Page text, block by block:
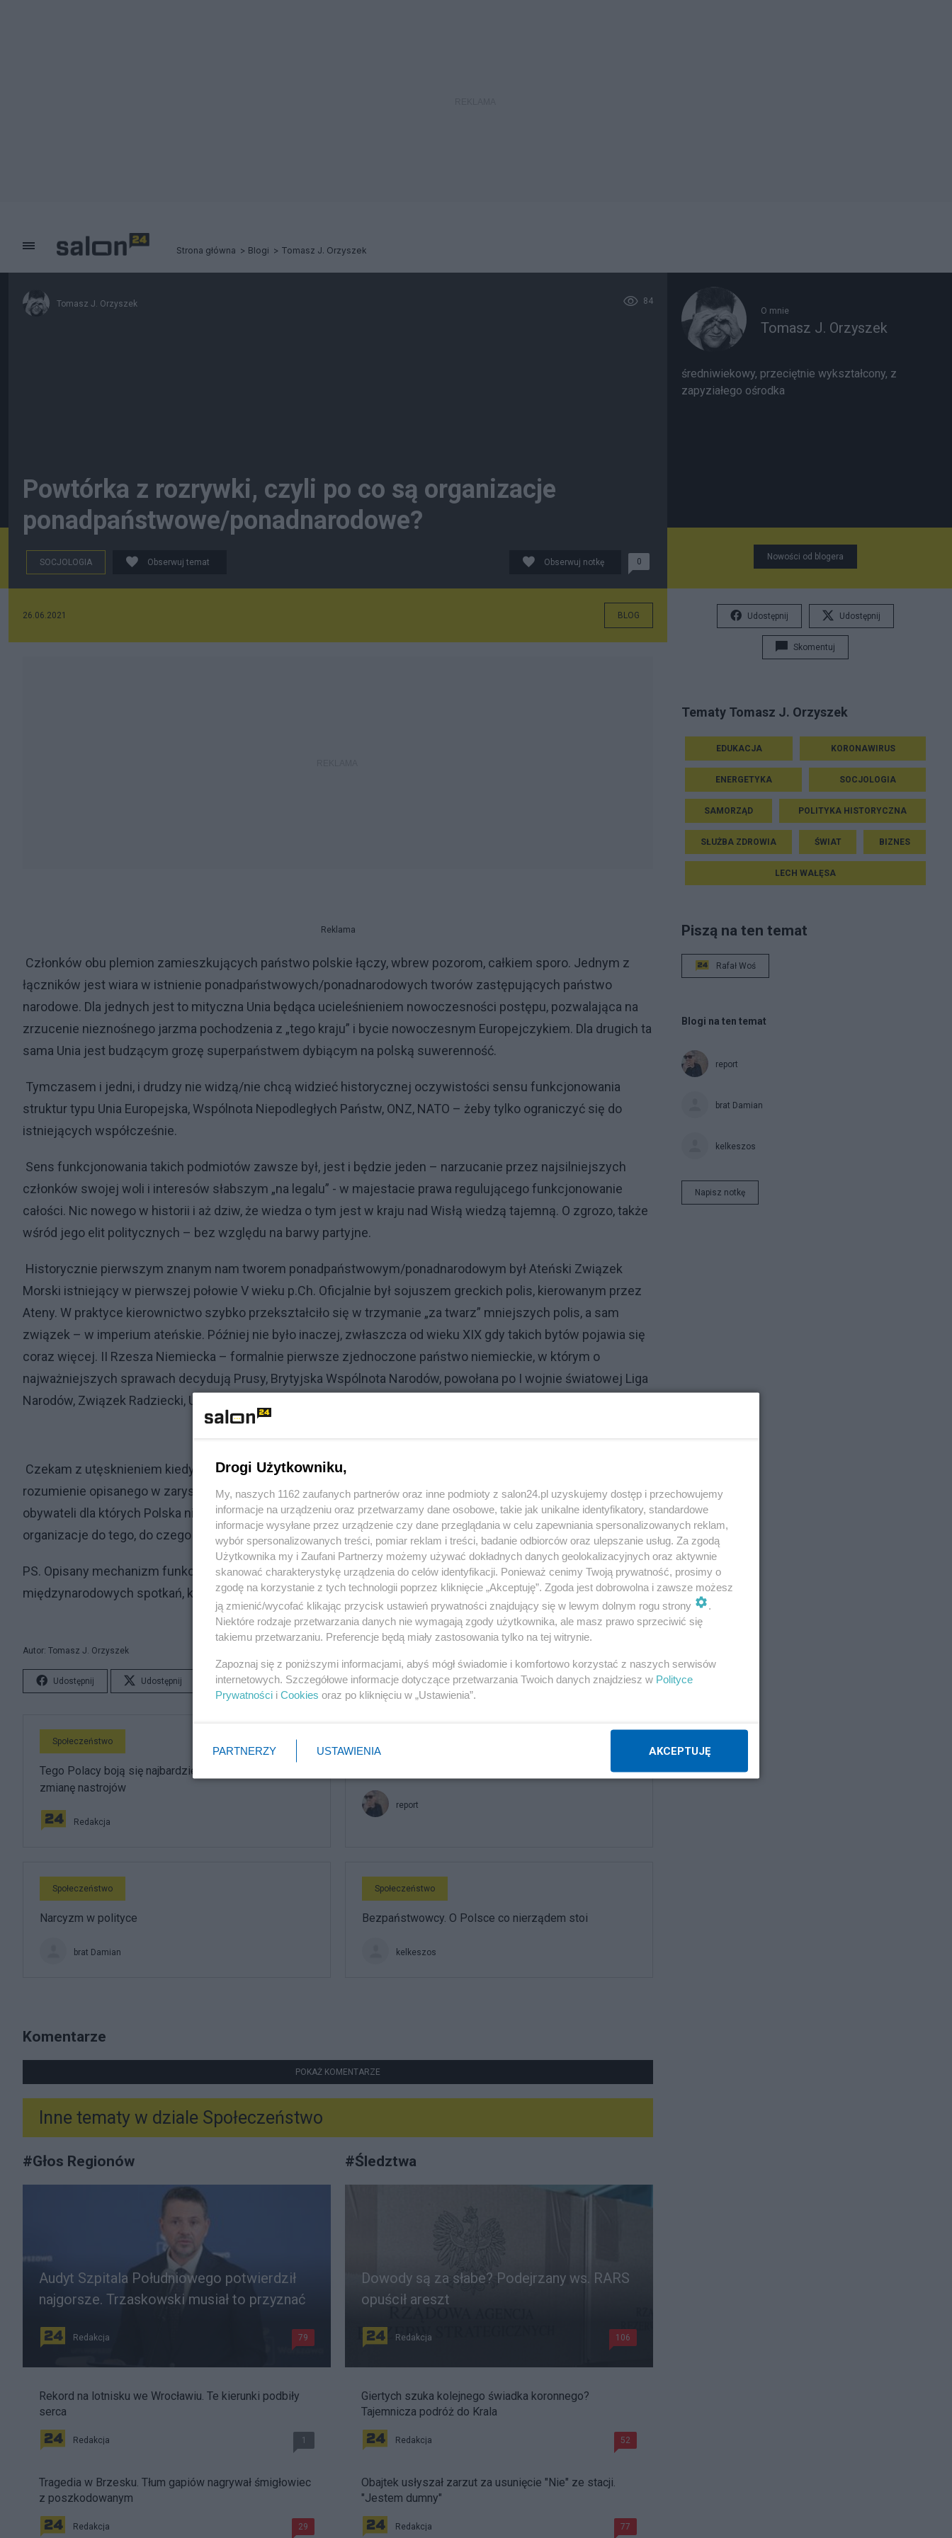
Strona główna Blogi Tomasz J. Orzyszek
Tomasz J. Orzyszek 84
Powtórka z rozrywki, czyli po co są organizacje
ponadpaństwowe/ponadnarodowe?
SOCJOLOGIA Obserwuj temat Obserwuj notkę 0
26.06.2021 BLOG
Reklama
Członków obu plemion zamieszkujących państwo polskie łączy, wbrew pozorom, całkiem sporo. Jednym z
łączników jest wiara w istnienie ponadpaństwowych/ponadnarodowych tworów zastępujących państwo
narodowe. Dla jednych jest to mityczna Unia będąca ucieleśnieniem nowoczesności postępu, pozwalająca na
zrzucenie nieznośnego jarzma pochodzenia z „tego kraju” i bycie nowoczesnym Europejczykiem. Dla drugich ta
sama Unia jest budzącym grozę superpaństwem dybiącym na polską suwerenność.
Tymczasem i jedni, i drudzy nie widzą/nie chcą widzieć historycznej oczywistości sensu funkcjonowania
struktur typu Unia Europejska, Wspólnota Niepodległych Państw, ONZ, NATO – żeby tylko ograniczyć się do
istniejących współcześnie.
Sens funkcjonowania takich podmiotów zawsze był, jest i będzie jeden – narzucanie przez najsilniejszych
członków swojej woli i interesów słabszym „na legalu” - w majestacie prawa regulującego funkcjonowanie
całości. Nic nowego w historii i aż dziw, że wiedza o tym jest w kraju nad Wisłą wiedzą tajemną. O zgrozo, także
wśród jego elit politycznych – bez względu na barwy partyjne.
Historycznie pierwszym znanym nam tworem ponadpaństwowym/ponadnarodowym był Ateński Związek
Morski istniejący w pierwszej połowie V wieku p.Ch. Oficjalnie był sojuszem greckich polis, kierowanym przez
Ateny. W praktyce kierownictwo szybko przekształciło się w trzymanie „za twarz” mniejszych polis, a sam
związek – w imperium ateńskie. Później nie było inaczej, zwłaszcza od wieku XIX gdy takich bytów pojawia się
coraz więcej. II Rzesza Niemiecka – formalnie pierwsze zjednoczone państwo niemieckie, w którym o
najważniejszych sprawach decydują Prusy, Brytyjska Wspólnota Narodów, powołana po I wojnie światowej Liga
Narodów, Związek Radziecki, Układ Warszawski… itd., itp. .
Czekam z utęsknieniem kiedy w Polsce pojawią się politycy, bez względu na opcje polityczne, dla których
rozumienie opisanego w zarysie mechanizmu będzie czymś oczywistym. I którzy, popierani przez świadomych
obywateli dla których Polska nie ma barw partyjnych, zaczną wykorzystywać Unię, ONZ i wszelkie inne
organizacje do tego, do czego faktycznie służą. Do realizowania polskich interesów.
PS. Opisany mechanizm funkcjonuje rzecz jasna również w przypadkach zawiązywanych doraźnie koalicji,
międzynarodowych spotkań, konferencji itp. Ale to już całkiem inna historia.
Autor: Tomasz J. Orzyszek
Udostępnij Udostępnij Lubię to! Skomentuj Obserwuj notkę
Społeczeństwo
Tego Polacy boją się najbardziej. Badanie pokazuje
zmianę nastrojów
Redakcja
report
Społeczeństwo
Narcyzm w polityce
brat Damian
Społeczeństwo
Bezpaństwowcy. O Polsce co nierządem stoi
kelkeszos
Komentarze
POKAŻ KOMENTARZE
Inne tematy w dziale Społeczeństwo
#Głos Regionów
Audyt Szpitala Południowego potwierdził
najgorsze. Trzaskowski musiał to przyznać
Redakcja 79
Rekord na lotnisku we Wrocławiu. Te kierunki podbiły
serca
Redakcja 1
Tragedia w Brzesku. Tłum gapiów nagrywał śmigłowiec
z poszkodowanym
Redakcja 29
#Śledztwa
Dowody są za słabe? Podejrzany ws. RARS
opuścił areszt
Redakcja 106
Giertych szuka kolejnego świadka koronnego?
Tajemnicza podróż do Krala
Redakcja 52
Obajtek usłyszał zarzut za usunięcie "Nie" ze stacji.
"Jestem dumny"
Redakcja 77
O mnie
Tomasz J. Orzyszek
średniwiekowy, przeciętnie wykształcony, z
zapyziałego ośrodka
Nowości od blogera
Udostępnij Udostępnij
Skomentuj
Tematy Tomasz J. Orzyszek
EDUKACJA KORONAWIRUS
ENERGETYKA SOCJOLOGIA
SAMORZĄD POLITYKA HISTORYCZNA
SŁUŻBA ZDROWIA ŚWIAT BIZNES
LECH WAŁĘSA
Piszą na ten temat
Rafał Woś
Blogi na ten temat
report
brat Damian
kelkeszos
Napisz notkę
Drogi Użytkowniku,
My, naszych 1162 zaufanych partnerów oraz inne podmioty z salon24.pl uzyskujemy dostęp i przechowujemy
informacje na urządzeniu oraz przetwarzamy dane osobowe, takie jak unikalne identyfikatory, standardowe
informacje wysyłane przez urządzenie czy dane przeglądania w celu zapewniania spersonalizowanych reklam,
wybór spersonalizowanych treści, pomiar reklam i treści, badanie odbiorców oraz ulepszanie usług. Za zgodą
Użytkownika my i Zaufani Partnerzy możemy używać dokładnych danych geolokalizacyjnych oraz aktywnie
skanować charakterystykę urządzenia do celów identyfikacji. Ponieważ cenimy Twoją prywatność, prosimy o
zgodę na korzystanie z tych technologii poprzez kliknięcie „Akceptuję”. Zgoda jest dobrowolna i zawsze możesz
ją zmienić/wycofać klikając przycisk ustawień prywatności znajdujący się w lewym dolnym rogu strony
Niektóre rodzaje przetwarzania danych nie wymagają zgody użytkownika, ale masz prawo sprzeciwić się
takiemu przetwarzaniu. Preferencje będą miały zastosowania tylko na tej witrynie.
Zapoznaj się z poniższymi informacjami, abyś mógł świadomie i komfortowo korzystać z naszych serwisów
internetowych. Szczegółowe informacje dotyczące przetwarzania Twoich danych znajdziesz w Polityce
Prywatności i Cookies oraz po kliknięciu w „Ustawienia”.
PARTNERZY USTAWIENIA AKCEPTUJĘ